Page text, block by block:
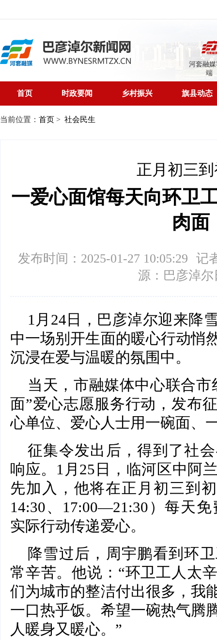
河套融
端
首页 时政要闻 乡村振兴 旗县动态
当前位置： 首页 > 社会民生
正月初三
一爱心面馆每天向环卫
肉面
发布时间：2025-01-27 10:05:29
记
源：巴彦淖尔
1月24日，巴彦淖尔迎来降
中一场别开生面的暖心行动悄
沉浸在爱与温暖的氛围中。
当天，市融媒体中心联合
面”爱心志愿服务行动，发布
心单位、爱心人士用一碗面、
征集令发出后，得到了社
响应。1月25日，临河区中阿
先加入，他将在正月初三到
14:30、17:00—21:30）每天
实际行动传递爱心。
降雪过后，周宇鹏看到环
常辛苦。他说：“环卫工人太
们为城市的整洁付出很多，我
一口热乎饭。希望一碗热气腾
人暖身又暖心。”